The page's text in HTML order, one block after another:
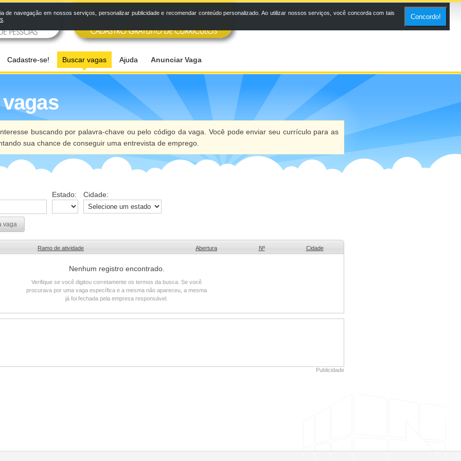
Cadastre-se! Buscar vagas Ajuda Anunciar Vaga
buscando por palavra-chave ou pelo código da vaga. Você pode enviar seu currículo para as
sua chance de conseguir uma entrevista de emprego.
Estado: Cidade:
vaga
Ramo de atividade Abertura Nº Cidade
Nenhum registro encontrado.
Verifique se você digitou corretamente os termos da busca. Se você
procurava por uma vaga específica e a mesma não apareceu, a mesma
já foi fechada pela empresa responsável.
Publicidade
navegação em nossos serviços, personalizar publicidade e recomendar conteúdo personalizado. Ao utilizar nossos serviços, você concorda com tais
Concordo!